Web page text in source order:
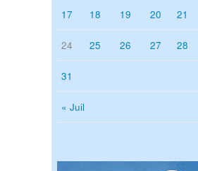
« Juil
17 18 19 20 21
24 25 26 27 28
31